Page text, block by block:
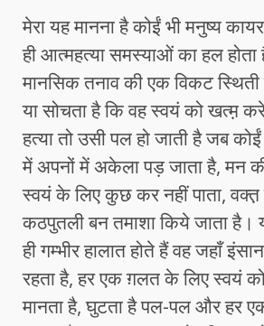
मेरा यह मानना है कोईं भी मनुष्य
ही आत्महत्या समस्याओं का हल होता
मानसिक तनाव की एक विकट
या सोचता है कि वह स्वयं को खत्म़
हत्या तो उसी पल हो जाती है जब
में अपनों में अकेला पड़ जाता है, मन
स्वयं के लिए कुछ कर नहीं पाता,
कठपुतली बन तमाशा किये जाता है।
ही गम्भीर हालात होते हैं वह जहाँ
रहता है, हर एक ग़लत के लिए स्वयं को
मानता है, घुटता है पल-पल और हर